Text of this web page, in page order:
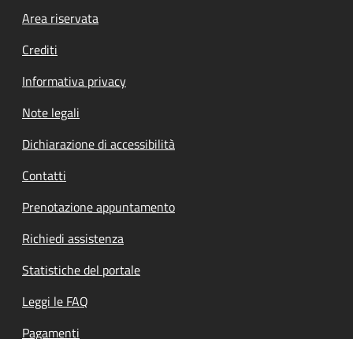
Footer menu
Area riservata
Crediti
Informativa privacy
Note legali
Dichiarazione di accessibilità
Contatti
Prenotazione appuntamento
Richiedi assistenza
Statistiche del portale
Leggi le FAQ
Pagamenti